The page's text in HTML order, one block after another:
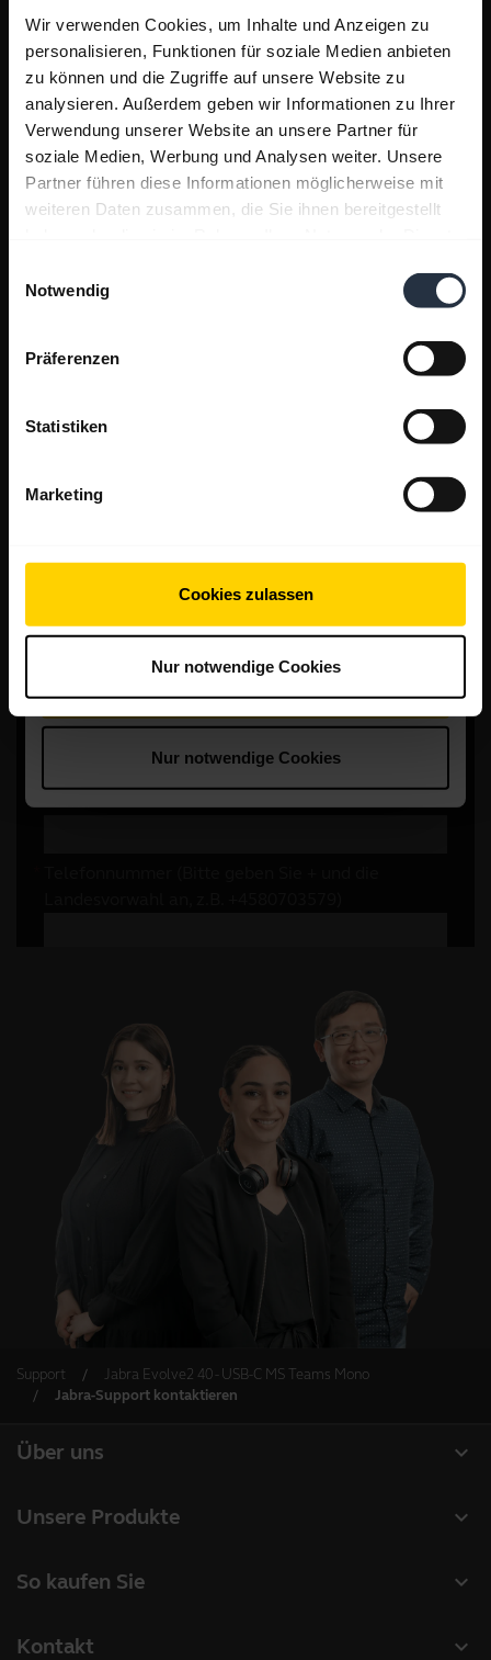
Wir verwenden Cookies, um Inhalte und Anzeigen zu
personalisieren, Funktionen für soziale Medien anbieten
zu können und die Zugriffe auf unsere Website zu
analysieren. Außerdem geben wir Informationen zu Ihrer
Verwendung unserer Website an unsere Partner für
soziale Medien, Werbung und Analysen weiter. Unsere
Partner führen diese Informationen möglicherweise mit
weiteren Daten zusammen, die Sie ihnen bereitgestellt
Notwendig
Präferenzen
Statistiken
Marketing
Cookies zulassen
Nur notwendige Cookies
Support
Jabra Evolve2 40 - USB-C MS Teams Mono
Jabra-Support kontaktieren
expand_more
Über uns
Nachhaltigkeit
expand_more
Unsere Produkte
Kameras für Videomeetings
expand_more
So kaufen Sie
expand_more
Kontakt